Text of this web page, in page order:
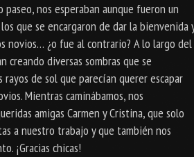
paseo, nos esperaban aunque fueron un
que se encargaron de dar la bienvenida
novios… ¿o fue al contrario? A lo largo del
creando diversas sombras que se
rayos de sol que parecían querer escapar
Mientras caminábamos, nos
amigas Carmen y Cristina, que solo
a nuestro trabajo y que también nos
¡Gracias chicas!